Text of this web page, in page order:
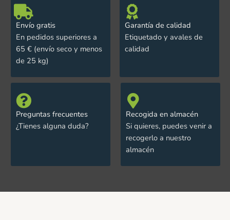
Envío gratis
En pedidos superiores a
65 € (envío seco y menos
de 25 kg)
Garantía de calidad
Etiquetado y avales de
calidad
Preguntas frecuentes
¿Tienes alguna duda?
Recogida en almacén
Si quieres, puedes venir a
recogerlo a nuestro
almacén